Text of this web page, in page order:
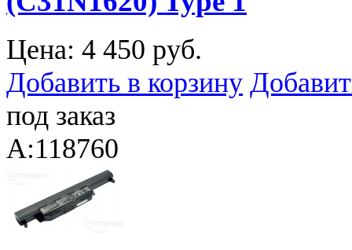
Цена: 4 450 руб.
Добавить в корзину
под заказ
A:118760